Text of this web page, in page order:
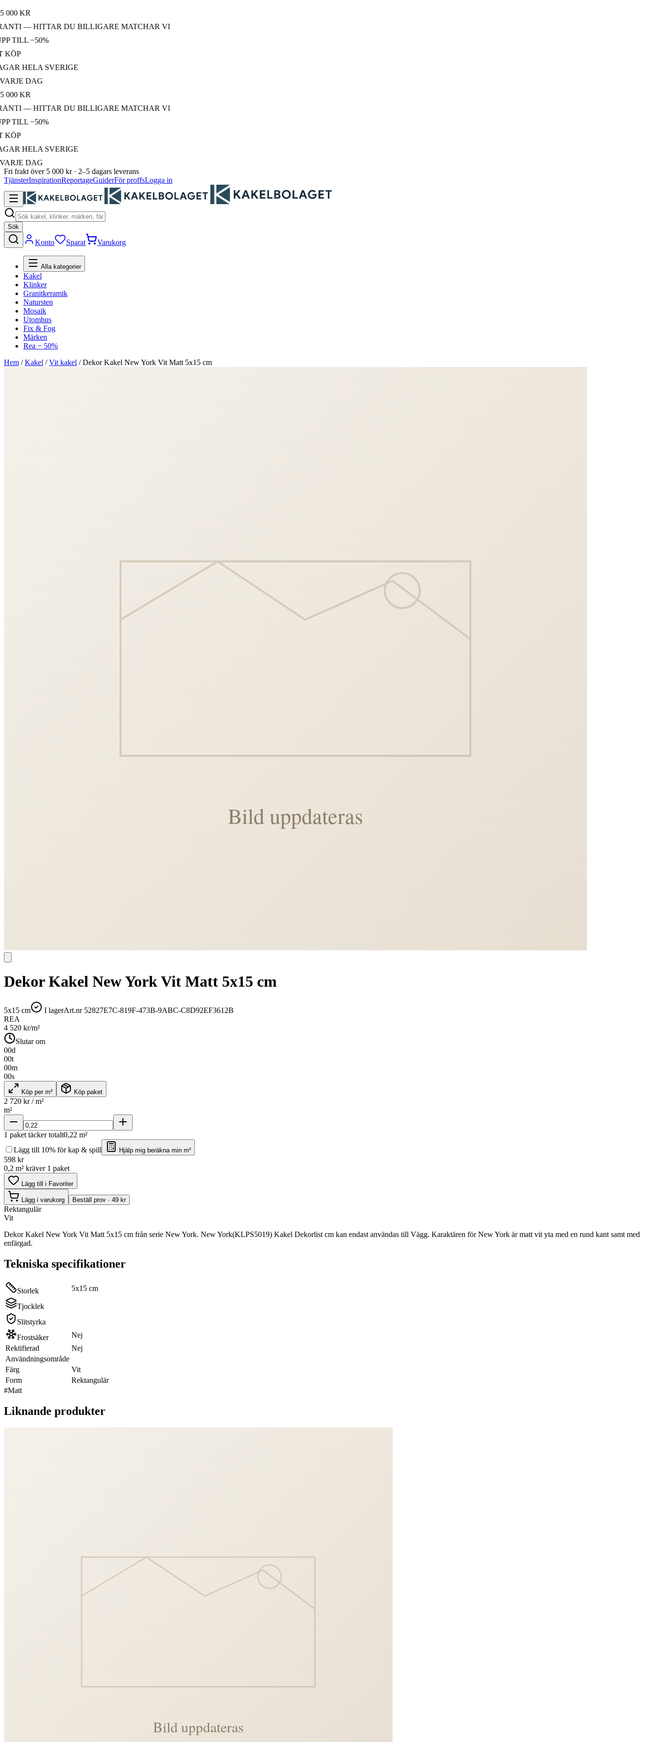
KR
— HITTAR DU BILLIGARE MATCHAR VI
−50%
HELA SVERIGE
DAG
KR
— HITTAR DU BILLIGARE MATCHAR VI
−50%
HELA SVERIGE
DAG
Fri frakt över 5 000 kr · 2–5 dagars leverans
TjänsterInspirationReportageGuiderFör proffsLogga in
Sök
Konto Sparat Varukorg
Alla kategorier
Kakel
Klinker
Granitkeramik
Natursten
Mosaik
Utomhus
Fix & Fog
Märken
Rea − 50%
Hem /Kakel /Vit kakel /Dekor Kakel New York Vit Matt 5x15 cm
Dekor Kakel New York Vit Matt 5x15 cm
5x15 cm I lagerArt.nr 52827E7C-819F-473B-9ABC-C8D92EF3612B
REA
4 520 kr/m²
Slutar om
00d
00t
00m
00s
Köp per m² Köp paket
2 720 kr / m²
m²
1 paket täcker totalt0,22 m²
Lägg till 10% för kap & spill
Hjälp mig beräkna min m²
598 kr
0,2 m² kräver 1 paket
Lägg till i Favoriter
Lägg i varukorg Beställ prov · 49 kr
Rektangulär
Vit
Dekor Kakel New York Vit Matt 5x15 cm från serie New York. New York(KLPS5019) Kakel Dekorlist cm kan endast användas till Vägg. Karaktären för New York är matt vit yta med en rund kant samt med
enfärgad.
Tekniska specifikationer
Storlek 5x15 cm
Tjocklek
Slitstyrka
Frostsäker
Nej
Rektifierad
Nej
Användningsområde
Färg
Vit
Form
Rektangulär
#Matt
Liknande produkter